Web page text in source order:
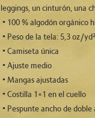
leggings, un cinturón, una
• 100 % algodón orgánico
• Peso de la tela: 5,3 oz/
• Camiseta única
• Ajuste medio
• Mangas ajustadas
• Costilla 1×1 en el cuello
• Pespunte ancho de